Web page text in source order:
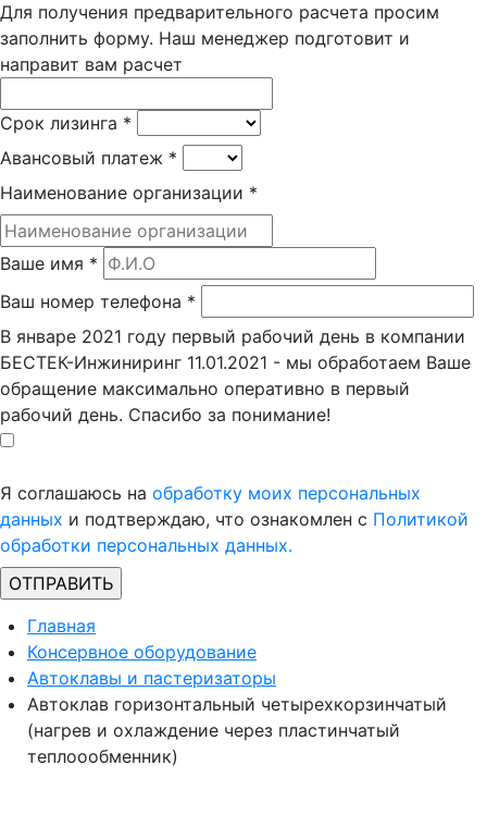
Для получения предварительного расчета просим
заполнить форму. Наш менеджер подготовит и
направит вам расчет
Срок лизинга *
Авансовый платеж *
Наименование организации *
Ваше имя *
Ваш номер телефона *
В январе 2021 году первый рабочий день в компании
БЕСТЕК-Инжиниринг 11.01.2021 - мы обработаем Ваше
обращение максимально оперативно в первый
рабочий день. Спасибо за понимание!
Я соглашаюсь на обработку моих персональных
данных и подтверждаю, что ознакомлен с Политикой
обработки персональных данных.
Главная
Консервное оборудование
Автоклавы и пастеризаторы
Автоклав горизонтальный четырехкорзинчатый
(нагрев и охлаждение через пластинчатый
теплоообменник)